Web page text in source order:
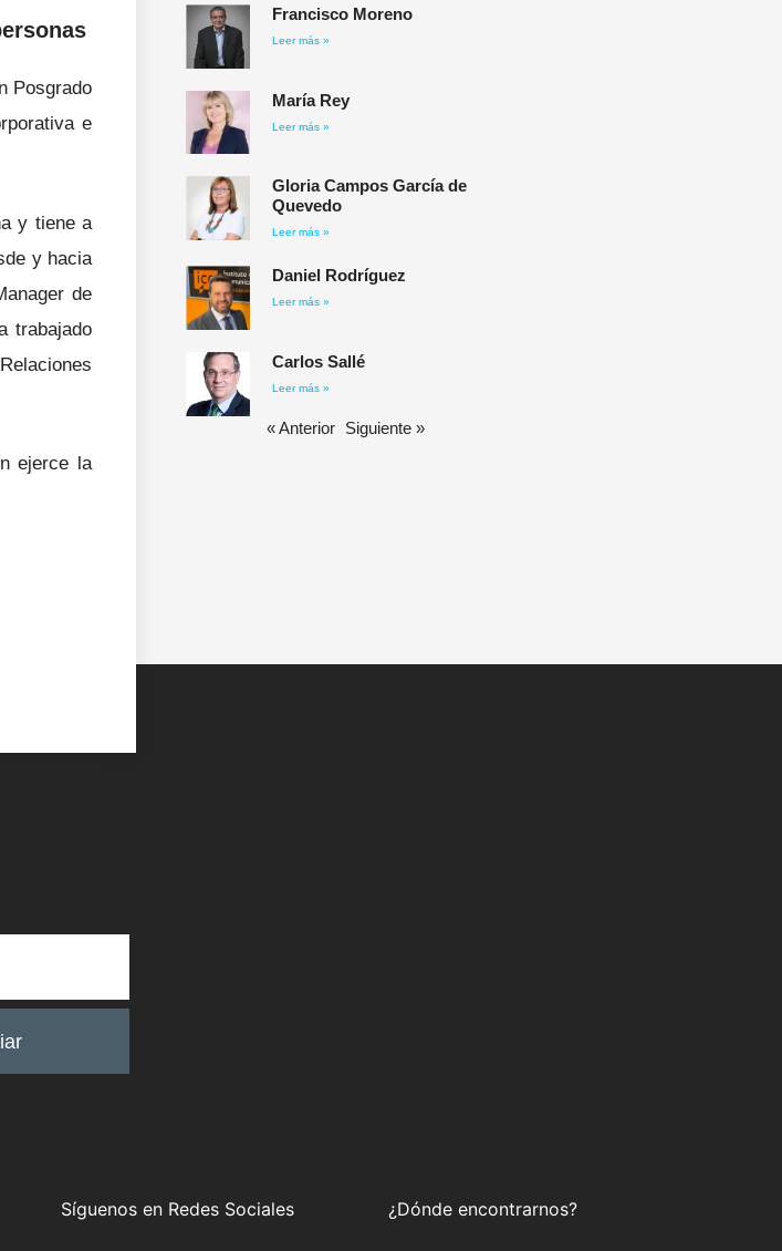
Posgrado
e
y tiene a
y hacia
de
trabajado
ejerce la
Francisco Moreno
Leer más »
María Rey
Leer más »
Gloria Campos García de
Quevedo
Leer más »
Daniel Rodríguez​
Leer más »
Carlos Sallé
Leer más »
« Anterior Siguiente »
Síguenos en Redes Sociales ¿Dónde encontrarnos?